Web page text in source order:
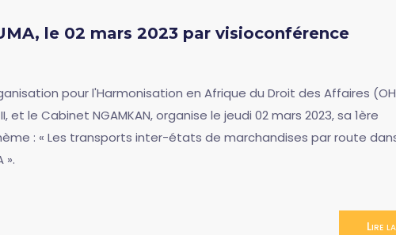
le 02 mars 2023 par visioconférence
pour l'Harmonisation en Afrique du Droit des Affaires
le Cabinet NGAMKAN, organise le jeudi 02 mars 2023, sa 1ère
: « Les transports inter-états de marchandises par route
».
Lire